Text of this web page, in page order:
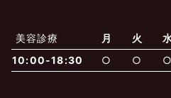
新着ブロ
アクセス
一般診療
0120-50-5929
美容診療 月 火
10:00-18:30
○ ○ ○